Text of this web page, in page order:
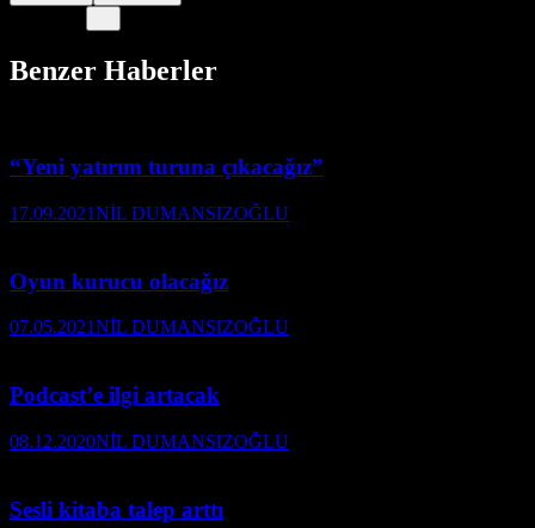
Benzer Haberler
“Yeni yatırım turuna çıkacağız”
17.09.2021NİL DUMANSIZOĞLU
Oyun kurucu olacağız
07.05.2021NİL DUMANSIZOĞLU
Podcast’e ilgi artacak
08.12.2020NİL DUMANSIZOĞLU
Sesli kitaba talep arttı